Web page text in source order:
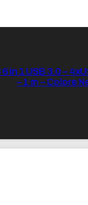
in 1 USB 3.0 –
– 1 m – Colore